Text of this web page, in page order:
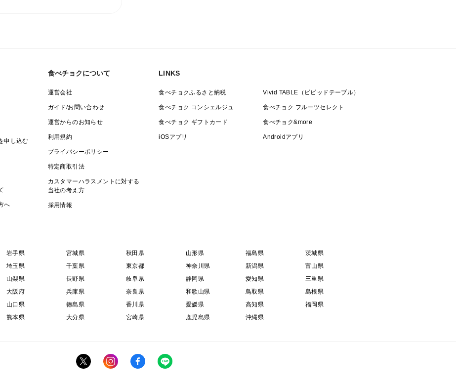
申し込む
へ
食べチョクについて
運営会社
ガイド/お問い合わせ
運営からのお知らせ
利用規約
プライバシーポリシー
特定商取引法
カスタマーハラスメントに対する
当社の考え方
採用情報
LINKS
食べチョクふるさと納税 Vivid TABLE（ビビッドテーブル）
食べチョク コンシェルジュ 食べチョク フルーツセレクト
食べチョク ギフトカード 食べチョク&more
iOSアプリ Androidアプリ
岩手県 宮城県 秋田県 山形県 福島県
茨城県
埼玉県 千葉県 東京都 神奈川県 新潟県
富山県
山梨県 長野県 岐阜県 静岡県 愛知県
三重県
大阪府 兵庫県 奈良県 和歌山県 鳥取県
島根県
山口県 徳島県 香川県 愛媛県 高知県
福岡県
熊本県 大分県 宮崎県 鹿児島県 沖縄県